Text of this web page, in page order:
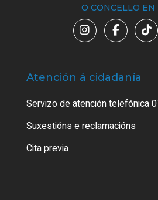
O CONCELLO EN
Atención á cidadanía
Servizo de atención telefónica
Suxestións e reclamacións
Cita previa